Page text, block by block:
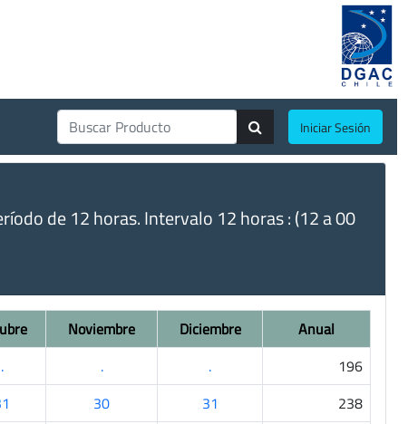
Iniciar Sesión
de 12 horas. Intervalo 12 horas : (12 a 00
Noviembre Diciembre
Anual
. . .
196
30 31
238